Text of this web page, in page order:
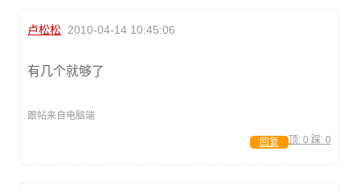
卢松松 2010-04-14 10:45:06
有几个就够了
跟帖来自电脑端
顶: 0 踩: 0
回复